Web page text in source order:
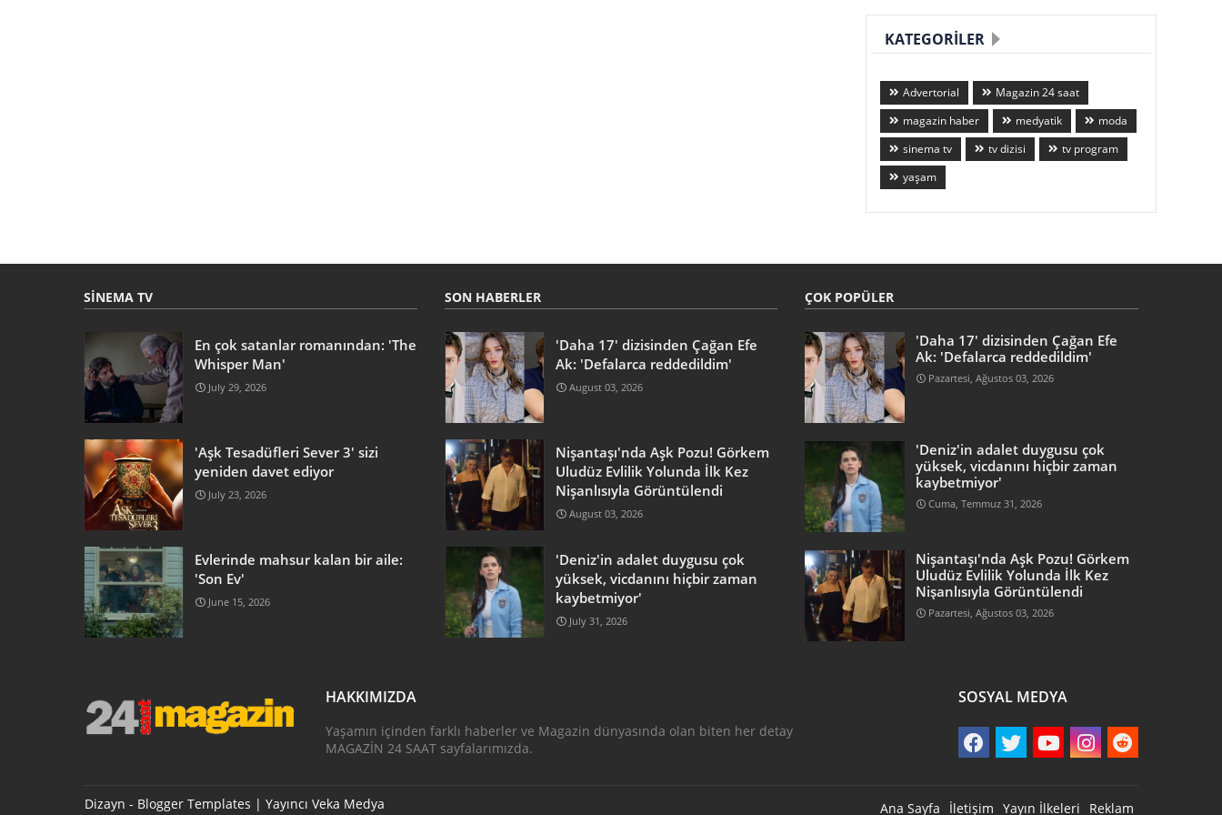
KATEGORILER
Advertorial
Magazin 24 saat
magazin haber
medyatik
moda
sinema tv
tv dizisi
tv program
yaşam
SINEMA TV
En çok satanlar romanından: 'The
Whisper Man'
July 29, 2026
'Aşk Tesadüfleri Sever 3' sizi
yeniden davet ediyor
July 23, 2026
Evlerinde mahsur kalan bir aile:
'Son Ev'
June 15, 2026
SON HABERLER
'Daha 17' dizisinden Çağan Efe
Ak: 'Defalarca reddedildim'
August 03, 2026
Nişantaşı'nda Aşk Pozu! Görkem
Uludüz Evlilik Yolunda İlk Kez
Nişanlısıyla Görüntülendi
August 03, 2026
'Deniz'in adalet duygusu çok
yüksek, vicdanını hiçbir zaman
kaybetmiyor'
July 31, 2026
ÇOK POPÜLER
'Daha 17' dizisinden Çağan Efe
Ak: 'Defalarca reddedildim'
Pazartesi, Ağustos 03, 2026
'Deniz'in adalet duygusu çok
yüksek, vicdanını hiçbir zaman
kaybetmiyor'
Cuma, Temmuz 31, 2026
Nişantaşı'nda Aşk Pozu! Görkem
Uludüz Evlilik Yolunda İlk Kez
Nişanlısıyla Görüntülendi
Pazartesi, Ağustos 03, 2026
HAKKIMIZDA
Yaşamın içinden farklı haberler ve Magazin dünyasında olan biten her detay
MAGAZİN 24 SAAT sayfalarımızda.
SOSYAL MEDYA
Ana Sayfa İletişim Yayın İlkeleri Reklam
Dizayn - Blogger Templates | Yayıncı Veka Medya